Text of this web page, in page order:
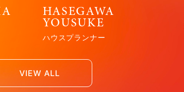
HASEGAWA
YOUSUKE
ハウスプランナー
VIEW ALL